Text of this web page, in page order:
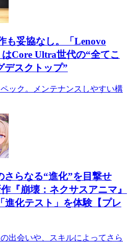
も妥協なし。「Lenovo
Core Ultra世代の“全てこ
デスクトップ”
ック。メンテナンスしやすい構
さらなる“進化”を目撃せ
『崩壊：ネクサスアニマ』
進化テスト」を体験【プレ
出会いや、スキルによってさら